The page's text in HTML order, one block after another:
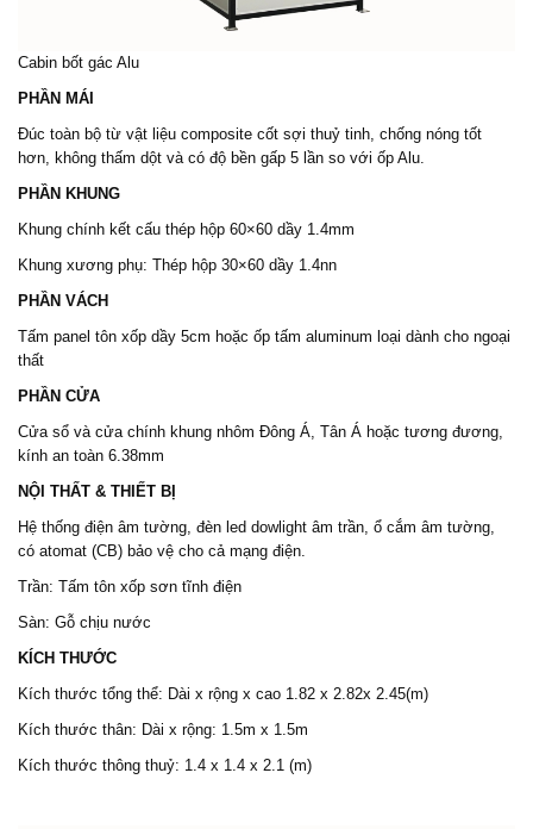
Cabin bốt gác Alu
PHẦN MÁI
Đúc toàn bộ từ vật liệu composite cốt sợi thuỷ tinh, chống nóng tốt
hơn, không thấm dột và có độ bền gấp 5 lần so với ốp Alu.
PHẦN KHUNG
Khung chính kết cấu thép hộp 60×60 dầy 1.4mm
Khung xương phụ: Thép hộp 30×60 dầy 1.4nn
PHẦN VÁCH
Tấm panel tôn xốp dầy 5cm hoặc ốp tấm aluminum loại dành cho ngoại
thất
PHẦN CỬA
Cửa sổ và cửa chính khung nhôm Đông Á, Tân Á hoặc tương đương,
kính an toàn 6.38mm
NỘI THẤT & THIẾT BỊ
Hệ thống điện âm tường, đèn led dowlight âm trần, ổ cắm âm tường,
có atomat (CB) bảo vệ cho cả mạng điện.
Trần: Tấm tôn xốp sơn tĩnh điện
Sàn: Gỗ chịu nước
KÍCH THƯỚC
Kích thước tổng thể: Dài x rộng x cao 1.82 x 2.82x 2.45(m)
Kích thước thân: Dài x rộng: 1.5m x 1.5m
Kích thước thông thuỷ: 1.4 x 1.4 x 2.1 (m)